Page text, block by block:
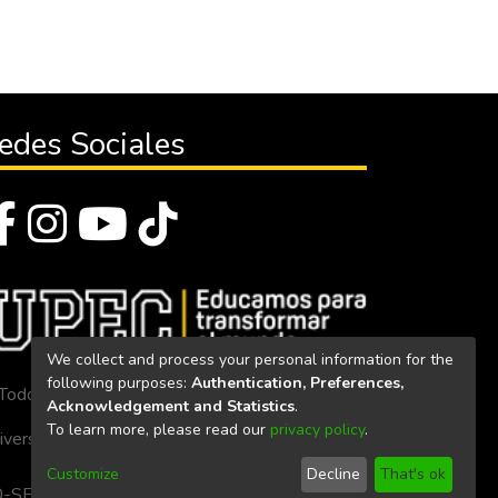
Sociales
los derechos reservados 2023
Politécnica Estatal del Carchi
We collect and process your personal information for the
following purposes: Authentication, Preferences,
Acknowledgement and Statistics.
To learn more, please read our privacy policy.
Customize Decline That's ok